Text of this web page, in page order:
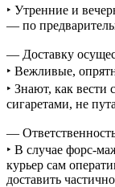
‣ Утренние и
— по
— Доставку
‣ Вежливые,
‣ Знают, как вести
сигаретами, не
—
‣ В случае форс-
курьер сам
доставить